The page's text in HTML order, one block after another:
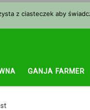
GANJA FARMER
z ciasteczek aby